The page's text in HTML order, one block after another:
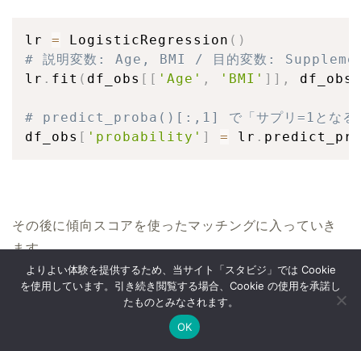
lr = LogisticRegression ( )
# 説明変数: Age, BMI / 目的変数:
lr . fit ( df_obs [ [ 'Age' , 'BMI' ] ] , df_obs
# predict_proba()[:,1] で「サプリ=1となる確
df_obs [ 'probability' ] = lr .
その後に傾向スコアを使ったマッチングに入っていき
ます。
LogisticRegression
# 説明変数: Age, BMI / 目的変数:
よりよい体験を提供するため、当サイト「スタビジ」では Cookie
を使用しています。引き続き閲覧する場合、Cookie の使用を承諾し
たものとみなされます。
OK